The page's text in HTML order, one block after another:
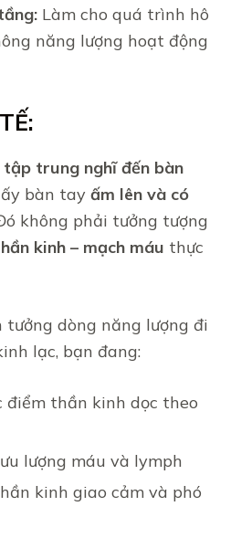
Làm cho quá trình hô
năng lượng hoạt động
tập trung nghĩ đến bàn
bàn tay ấm lên và có
không phải tưởng tượng
kinh – mạch máu thực
tưởng dòng năng lượng đi
lạc, bạn đang:
điểm thần kinh dọc theo
lượng máu và lymph
kinh giao cảm và phó